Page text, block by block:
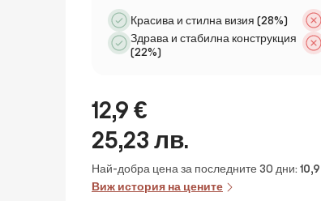
Красива и стилна визия (28%)
Здрава и стабилна конструкция
(22%)
12,9 €
25,23 лв.
Най-добра цена за последните 30 дни:
Виж история на цените